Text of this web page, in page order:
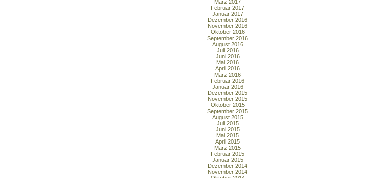
März 2017
Februar 2017
Januar 2017
Dezember 2016
November 2016
Oktober 2016
September 2016
August 2016
Juli 2016
Juni 2016
Mai 2016
April 2016
März 2016
Februar 2016
Januar 2016
Dezember 2015
November 2015
Oktober 2015
September 2015
August 2015
Juli 2015
Juni 2015
Mai 2015
April 2015
März 2015
Februar 2015
Januar 2015
Dezember 2014
November 2014